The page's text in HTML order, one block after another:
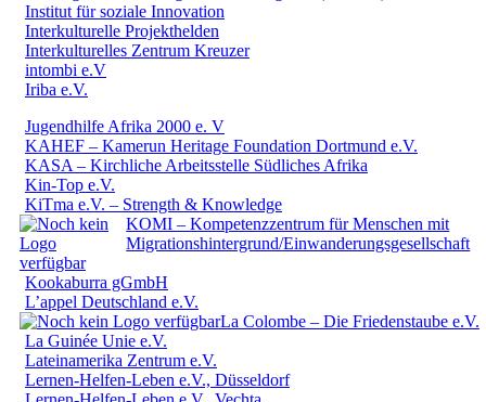
Institut für soziale Innovation
Interkulturelle Projekthelden
Interkulturelles Zentrum Kreuzer
intombi e.V
Iriba e.V.
Jugendhilfe Afrika 2000 e. V
KAHEF – Kamerun Heritage Foundation Dortmund e.V.
KASA – Kirchliche Arbeitsstelle Südliches Afrika
Kin-Top e.V.
KiTma e.V. – Strength & Knowledge
KOMI – Kompetenzzentrum für Menschen mit
Migrationshintergrund/Einwanderungsgesellschaft
Kookaburra gGmbH
L’appel Deutschland e.V.
La Colombe – Die Friedenstaube e.V.
La Guinée Unie e.V.
Lateinamerika Zentrum e.V.
Lernen-Helfen-Leben e.V., Düsseldorf